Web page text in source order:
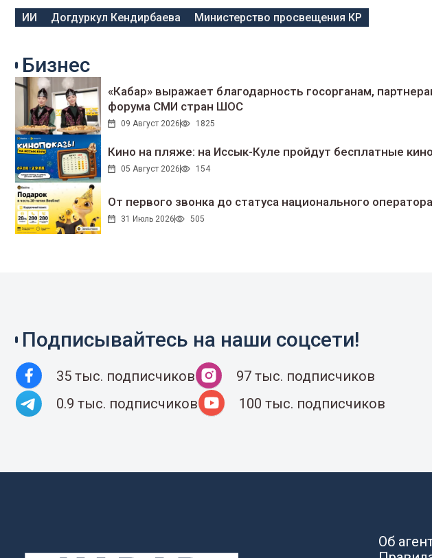
ИИ Догдуркул Кендирбаева Министерство просвещения КР
Бизнес
«Кабар» выражает благодарность госорганам,
форума СМИ стран ШОС
09 Август 2026 1825
Кино на пляже: на Иссык-Куле пройдут беcплатные
05 Август 2026 154
От первого звонка до статуса национального
31 Июль 2026 505
Подписывайтесь на наши соцсети!
35 тыс. подписчиков
97 тыс. подписчиков
0.9 тыс. подписчиков
100 тыс. подписчиков
Об